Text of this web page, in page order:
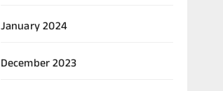
January 2024
December 2023